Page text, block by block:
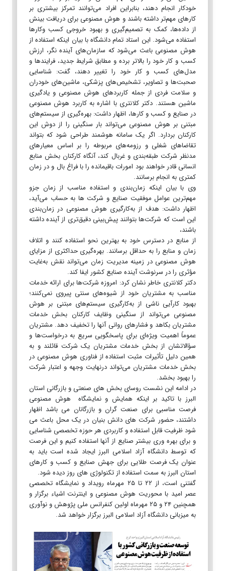
خودکار انجام دهند، بنابراین افراد می‌توانند تمرکز بیشتری بر
کارهای مهم‌تر داشته باشند و هوش مصنوعی برای دریافت بینش
از داده‌ها، کمک به تصمیم‌گیری و بهبود خروجی کسب وکارها
استفاده می‌شود. این استاد تمام دانشگاه با بیان اینکه استفاده از
هوش مصنوعی باعث می‌شود که سازمان‌های آینده نگر، ارزش
کسب و کار خود را بالاتر برده و مطابق شرایط جدید، فرایندها و
مدل‌های کسب و کار خود را تغییر دهند، گفت: شناسایی
صحبت‌ها و تصاویر، تشخیص‌های پزشکی، ماشین‌های خودران
و سلامت فردی از جمله کاربردهای هوش مصنوعی و یادگیری
ماشین هستند. دکتر کلانتری با اشاره به کاربرد هوش مصنوعی
در صنایع و کسب و کارها، اظهار داشت: بهره‌گیری از سیستم‌های
مبتنی بر هوش مصنوعی می‌تواند بار سنگینی را از دوش این
کارکنان بردارد. اگر یک سامانه هوشمند طراحی شود که بتواند
تقاضاهای شغلی و رزومه‌های مربوطه را بر اساس معیارهای
مدنظر شرکت طبقه‌بندی و غربال کند، آنگاه کارکنان بخش منابع
انسانی قادر خواهند بود امورات باقیمانده را با فراغ بال و در زمان
کمتری به انجام برسانند.
وی با بیان اینکه زمان‌بندی و استفاده مناسب از زمان جزو
مهم‌ترین عوامل موفقیت صنایع و شرکت ها به حساب می‌آید،
اظهار داشت: هدف از به‌کارگیری هوش مصنوعی در زمان‌بندی
این است که شرکت‌ها بتوانند پیش‌بینی دقیق‌تری از آینده داشته
باشند،
از منابع در دسترس خود به بهترین نحو استفاده کنند و اتلاف
زمان و منابع را به حداقل برسانند. بهره‌گیری حداکثری از مزایای
هوش مصنوعی در زمینه مدیریت زمان می‌تواند نقش به‌غایت
مؤثری را در سرنوشت آینده صنایع کشور ایفا کند.
دکتر کلانتری خاطر نشان کرد: امروزه شرکت‌ها برای ارائه خدمات
مناسب به مشتریان خود از شیوه‌های سنتی پیروی نمی‌کنند؛
بهبود کارآیی ناشی از به‌کارگیری سیستم‌های مبتنی بر هوش
مصنوعی می‌تواند از سنگینی وظایف کارکنان بخش خدمات
مشتریان بکاهد و فشارهای روانی آنها را تخفیف دهد. مشتریان
عموماً اهمیت ویژه‌ای برای پاسخگویی سریع به درخواست‌ها و
سؤالاتشان از بخش خدمات مشتریان یک شرکت قائلند و به
همین دلیل تأثیرات مثبت استفاده از فناوری هوش مصنوعی در
بخش خدمات مشتریان می‌تواند درنهایت وجهه و اعتبار شرکت
را بهبود بخشد.
در ادامه این نشست روسای بخش های صنعتی و بازرگانی استان
البرز با تاکید بر اینکه همایش و نمایشگاه هوش مصنوعی
فرصت مناسبی برای صنعت گران و بازرگانان می باشد اظهار
داشتند، حضور شرکت های دانش بنیان در یک محل باعث می
شود ظرفیت قابل استفاده و کاربردی هر حوزه تخصصی شناسایی
و برای بهره وری بیشتر صنایع از آنها استفاده کنیم و این فرصت
که توسط دانشگاه آزاد اسلامی البرز ایجاد شده است باید به
عنوان یک فرصت طلایی برای جهش صنایع و کسب و کارهای
استان البرز به سمت استفاده از تکنولوژی های روز دیده شود.
گفتنی است، از ۲۲ تا ۲۵ مهرماه رویداد و نمایشگاه تخصصی
عصر امید با محوریت هوش مصنوعی و اینترنت اشیاء برگزار و
همچنین ۲۴ و ۲۵ مهرماه اولین کنفرانس ملی پژوهش و نوآوری
به میزبانی دانشگاه آزاد اسلامی البرز برگزار خواهد شد.